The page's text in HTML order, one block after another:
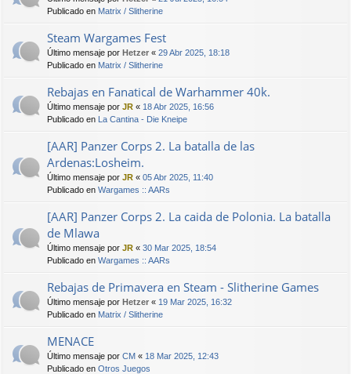
Publicado en Matrix / Slitherine
Steam Wargames Fest
Último mensaje por Hetzer « 29 Abr 2025, 18:18
Publicado en Matrix / Slitherine
Rebajas en Fanatical de Warhammer 40k.
Último mensaje por JR « 18 Abr 2025, 16:56
Publicado en La Cantina - Die Kneipe
[AAR] Panzer Corps 2. La batalla de las
Ardenas:Losheim.
Último mensaje por JR « 05 Abr 2025, 11:40
Publicado en Wargames :: AARs
[AAR] Panzer Corps 2. La caida de Polonia. La batalla
de Mlawa
Último mensaje por JR « 30 Mar 2025, 18:54
Publicado en Wargames :: AARs
Rebajas de Primavera en Steam - Slitherine Games
Último mensaje por Hetzer « 19 Mar 2025, 16:32
Publicado en Matrix / Slitherine
MENACE
Último mensaje por CM « 18 Mar 2025, 12:43
Publicado en Otros Juegos